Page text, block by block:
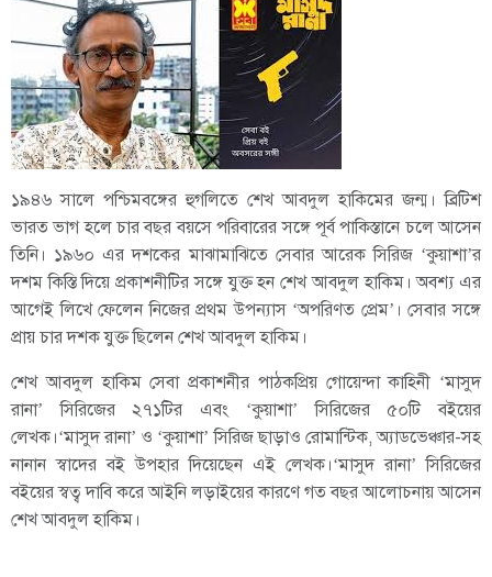
১৯৪৬ সালে পশ্চিমবঙ্গের হুগলিতে শেখ আবদুল হাকিমের জন্ম। ব্রিটিশ
ভারত ভাগ হলে চার বছর বয়সে পরিবারের সঙ্গে পূর্ব পাকিস্তানে চলে আসেন
তিনি। ১৯৬০ এর দশকের মাঝামাঝিতে সেবার আরেক সিরিজ ‘কুয়াশা’র
দশম কিস্তি দিয়ে প্রকাশনীটির সঙ্গে যুক্ত হন শেখ আবদুল হাকিম। অবশ্য এর
আগেই লিখে ফেলেন নিজের প্রথম উপন্যাস ‘অপরিণত প্রেম’। সেবার সঙ্গে
প্রায় চার দশক যুক্ত ছিলেন শেখ আবদুল হাকিম।
শেখ আবদুল হাকিম সেবা প্রকাশনীর পাঠকপ্রিয় গোয়েন্দা কাহিনী ‘মাসুদ
রানা’ সিরিজের ২৭১টির এবং ‘কুয়াশা’ সিরিজের ৫০টি বইয়ের
লেখক।‘মাসুদ রানা’ ও ‘কুয়াশা’ সিরিজ ছাড়াও রোমান্টিক, অ্যাডভেঞ্চার-সহ
নানান স্বাদের বই উপহার দিয়েছেন এই লেখক।‘মাসুদ রানা’ সিরিজের
বইয়ের স্বত্ব দাবি করে আইনি লড়াইয়ের কারণে গত বছর আলোচনায় আসেন
শেখ আবদুল হাকিম।